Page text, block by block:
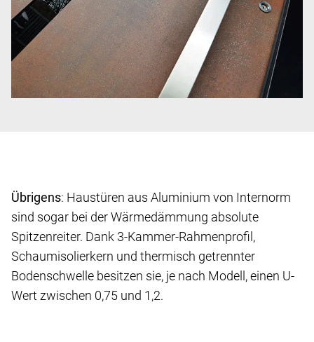
Übrigens: Haustüren aus Aluminium von Internorm
sind sogar bei der Wärmedämmung absolute
Spitzenreiter. Dank 3-Kammer-Rahmenprofil,
Schaumisolierkern und thermisch getrennter
Bodenschwelle besitzen sie, je nach Modell, einen U-
Wert zwischen 0,75 und 1,2.